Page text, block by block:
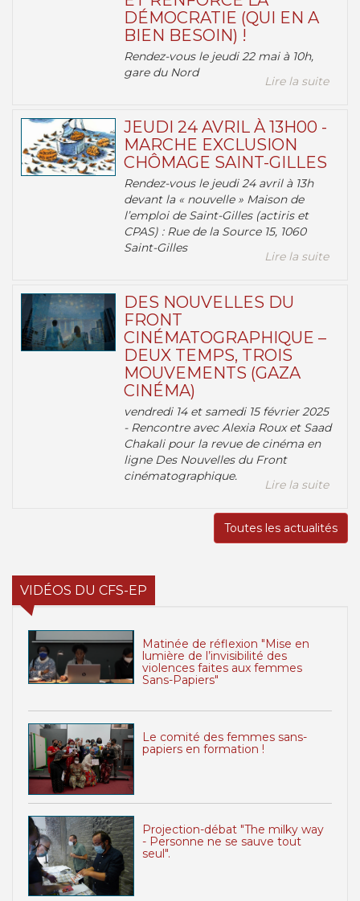
DÉMOCRATIE (QUI EN A
BIEN BESOIN) !
Rendez-vous le jeudi 22 mai à 10h,
gare du Nord
Lire la suite
JEUDI 24 AVRIL À 13H00 -
MARCHE EXCLUSION
CHÔMAGE SAINT-GILLES
Rendez-vous le jeudi 24 avril à 13h
devant la « nouvelle » Maison de
l’emploi de Saint-Gilles (actiris et
CPAS) : Rue de la Source 15, 1060
Saint-Gilles
Lire la suite
DES NOUVELLES DU
FRONT
CINÉMATOGRAPHIQUE –
DEUX TEMPS, TROIS
MOUVEMENTS (GAZA
CINÉMA)
vendredi 14 et samedi 15 février 2025
- Rencontre avec Alexia Roux et Saad
Chakali pour la revue de cinéma en
ligne Des Nouvelles du Front
cinématographique.
Lire la suite
Toutes les actualités
VIDÉOS DU CFS-EP
Matinée de réflexion "Mise en
lumière de l’invisibilité des
violences faites aux femmes
Sans-Papiers"
Le comité des femmes sans-
papiers en formation !
Projection-débat "The milky way
- Personne ne se sauve tout
seul".